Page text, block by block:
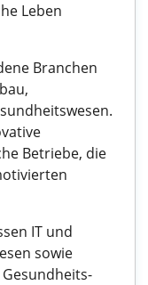
Leben
Branchen
Betriebe, die
IT und
sowie